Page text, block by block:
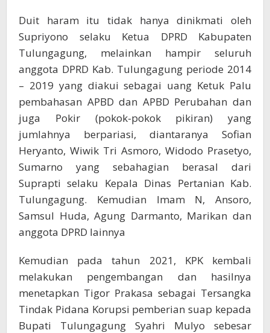
Duit haram itu tidak hanya dinikmati oleh
Supriyono selaku Ketua DPRD Kabupaten
Tulungagung, melainkan hampir seluruh
anggota DPRD Kab. Tulungagung periode 2014
– 2019 yang diakui sebagai uang Ketuk Palu
pembahasan APBD dan APBD Perubahan dan
juga Pokir (pokok-pokok pikiran) yang
jumlahnya berpariasi, diantaranya Sofian
Heryanto, Wiwik Tri Asmoro, Widodo Prasetyo,
Sumarno yang sebahagian berasal dari
Suprapti selaku Kepala Dinas Pertanian Kab.
Tulungagung. Kemudian Imam N, Ansoro,
Samsul Huda, Agung Darmanto, Marikan dan
anggota DPRD lainnya
Kemudian pada tahun 2021, KPK kembali
melakukan pengembangan dan hasilnya
menetapkan Tigor Prakasa sebagai Tersangka
Tindak Pidana Korupsi pemberian suap kepada
Bupati Tulungagung Syahri Mulyo sebesar